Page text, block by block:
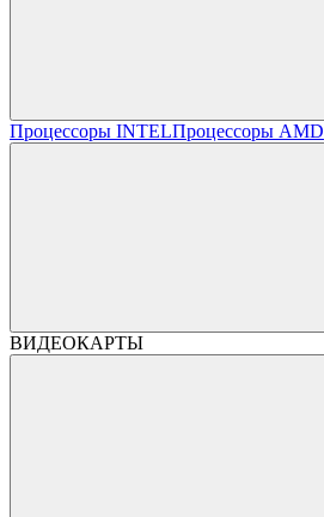
Процессоры INTELПроцессоры AMD
ВИДЕОКАРТЫ